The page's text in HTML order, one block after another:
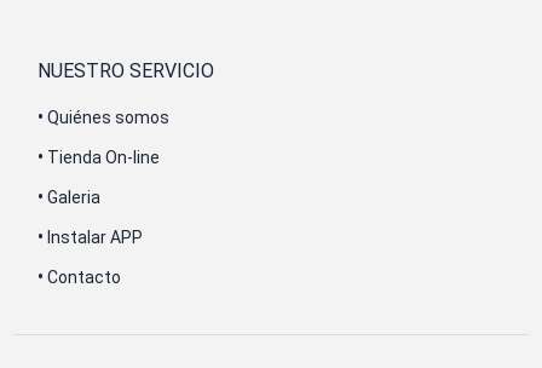
NUESTRO SERVICIO
• Quiénes somos
• Tienda On-line
• Galeria
• Instalar APP
• Contacto